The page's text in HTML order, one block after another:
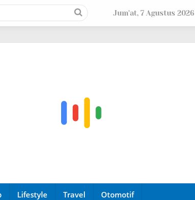
Jum'at, 7 Agustus 2026
Lifestyle Travel Otomotif